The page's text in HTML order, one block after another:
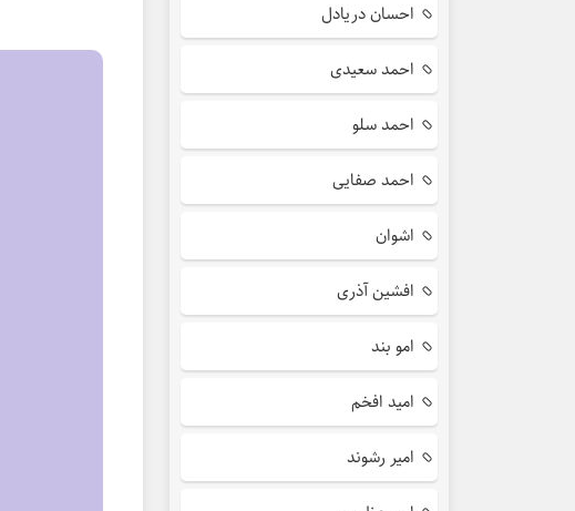
احسان دریادل
احمد سعیدی
احمد سلو
احمد صفایی
اشوان
افشین آذری
امو بند
امید افخم
امیر رشوند